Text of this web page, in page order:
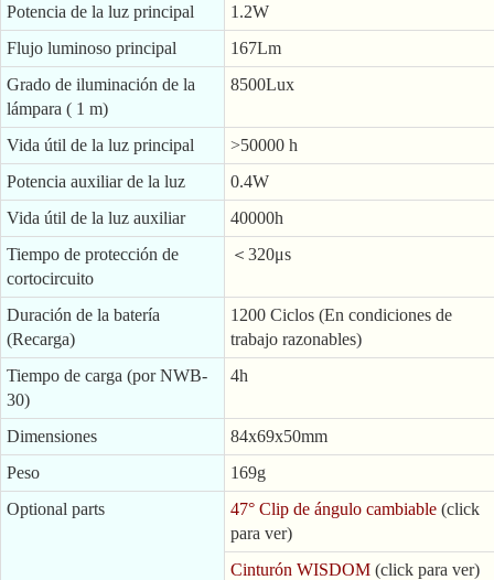
Potencia de la luz principal
1.2W
Flujo luminoso principal
167Lm
Grado de iluminación de la
lámpara ( 1 m)
8500Lux
Vida útil de la luz principal
>50000 h
Potencia auxiliar de la luz
0.4W
Vida útil de la luz auxiliar
40000h
Tiempo de protección de
cortocircuito
＜320μs
Duración de la batería
(Recarga)
1200 Ciclos (En condiciones de
trabajo razonables)
Tiempo de carga (por NWB-
30)
4h
Dimensiones
84x69x50mm
Peso
169g
Optional parts
47° Clip de ángulo cambiable (click
para ver)
Cinturón WISDOM (click para ver)